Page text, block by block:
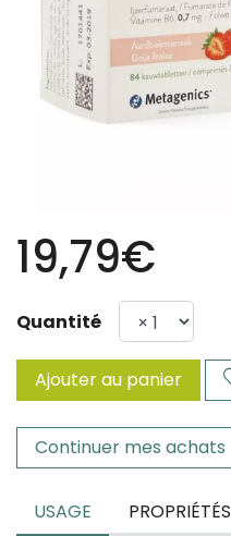
19,79€
Quantité
Ajouter au panier
Continuer mes achats
USAGE PROPRIÉTÉS